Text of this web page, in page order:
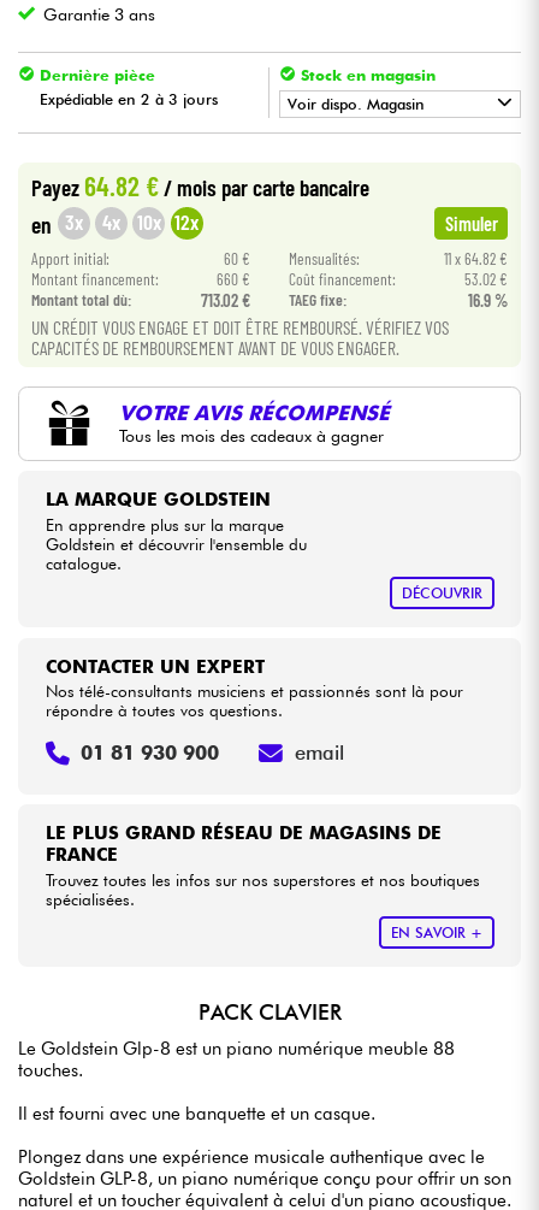
Violons & Quatuor
Câbles & Access.
HiFi
Packs
Voir nos marques
Garantie 3 ans
Dernière pièce
Expédiable en 2 à 3 jours
Stock en magasin
Voir dispo. Magasin
• BRUGES
Star'SMusic
• Music
•
• Star'SMusicTOULOUSE
Payez64.82 € / mois par carte bancaire
en 3x 4x 10x 12x Simuler
Apport initial: 60 € Mensualités:
11 x 64.82 €
Montant financement:
660 € Coût financement:
53.02 €
Montant total dù:
713.02 € TAEG fixe: 16.9 %
UN CRÉDIT VOUS ENGAGE ET DOIT ÊTRE REMBOURSÉ. VÉRIFIEZ VOS
CAPACITÉS DE REMBOURSEMENT AVANT DE VOUS ENGAGER.
VOTRE AVIS RÉCOMPENSÉ
Tous les mois des cadeaux à gagner
LA MARQUE GOLDSTEIN
En apprendre plus sur la marque
Goldstein et découvrir l'ensemble du
catalogue.
DÉCOUVRIR
LE PLUS GRAND RÉSEAU DE MAGASINS DE
FRANCE
Trouvez toutes les infos sur nos superstores et nos boutiques
spécialisées.
EN SAVOIR +
CONTACTER UN EXPERT
Nos télé-consultants musiciens et passionnés sont là pour
répondre à toutes vos questions.
01 81 930 900 email
PACK CLAVIER
Le Goldstein Glp-8 est un piano numérique meuble 88
touches.
Il est fourni avec une banquette et un casque.
Plongez dans une expérience musicale authentique avec le
Goldstein GLP-8, un piano numérique conçu pour offrir un son
naturel et un toucher équivalent à celui d'un piano acoustique.